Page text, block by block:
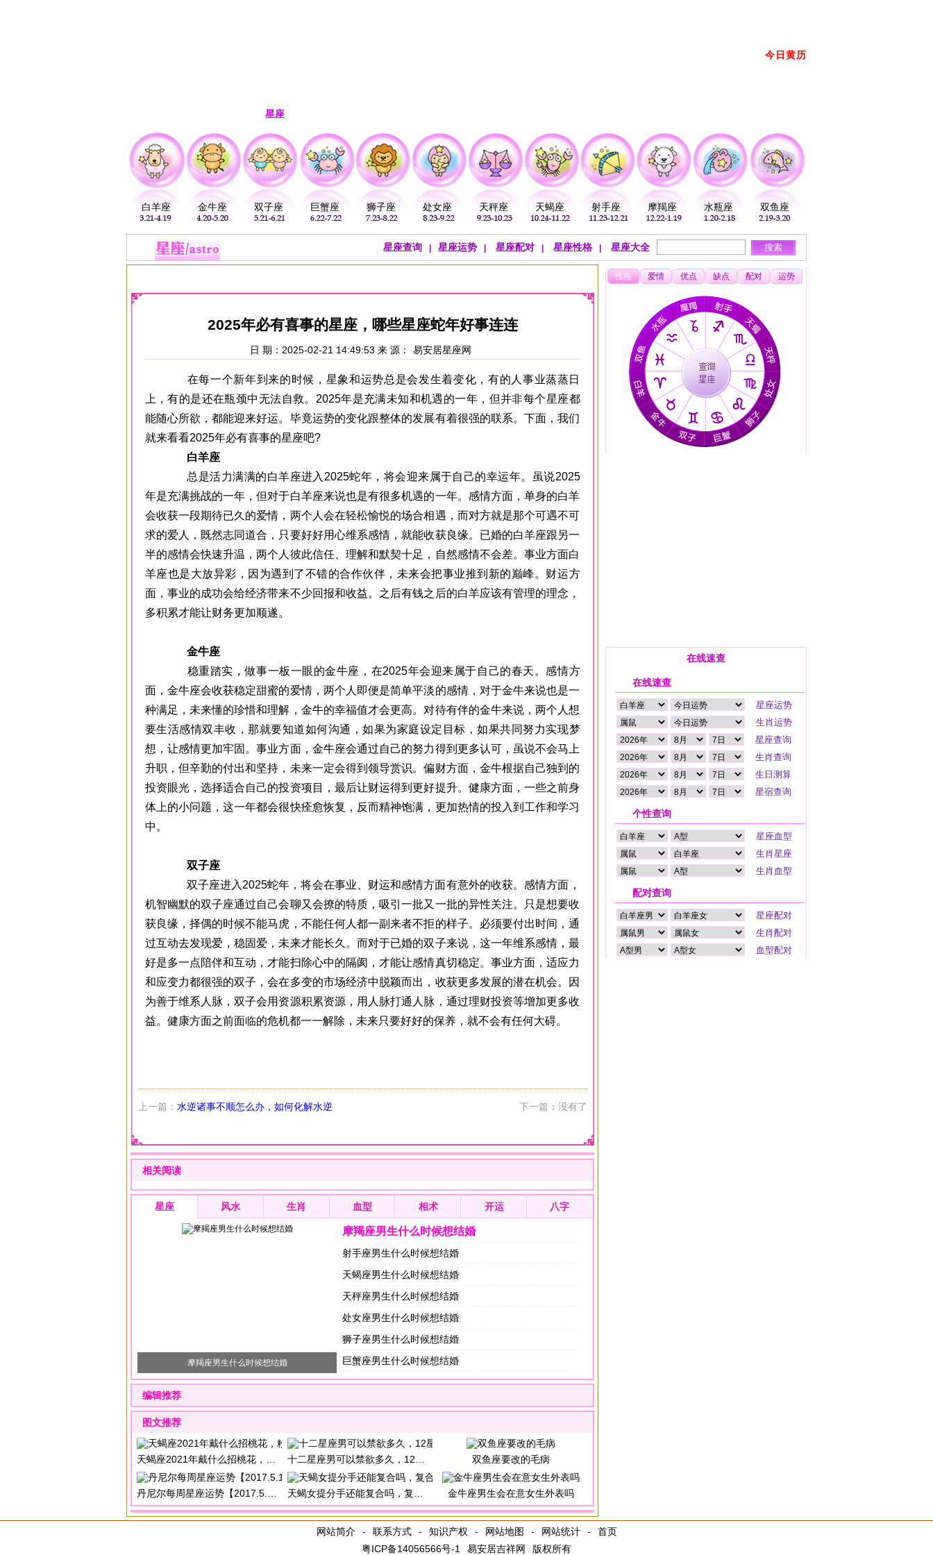
今日黄历
星座
白羊座 金牛座 双子座 巨蟹座 狮子座 处女座 天秤座 天蝎座 射手座 摩羯座 水瓶座 双鱼座
星座查询 星座运势 星座配对 星座性格 星座大全
2025年必有喜事的星座，哪些星座蛇年好事连连
日 期：2025-02-21 14:49:53 来 源： 易安居星座网
在每一个新年到来的时候，星象和运势总是会发生着变化，有的人事业蒸蒸日
上，有的是还在瓶颈中无法自救。2025年是充满未知和机遇的一年，但并非每个星座都
能随心所欲，都能迎来好运。毕竟运势的变化跟整体的发展有着很强的联系。下面，我们
就来看看2025年必有喜事的星座吧?
白羊座
总是活力满满的白羊座进入2025蛇年，将会迎来属于自己的幸运年。虽说2025
年是充满挑战的一年，但对于白羊座来说也是有很多机遇的一年。感情方面，单身的白羊
会收获一段期待已久的爱情，两个人会在轻松愉悦的场合相遇，而对方就是那个可遇不可
求的爱人，既然志同道合，只要好好用心维系感情，就能收获良缘。已婚的白羊座跟另一
半的感情会快速升温，两个人彼此信任、理解和默契十足，自然感情不会差。事业方面白
羊座也是大放异彩，因为遇到了不错的合作伙伴，未来会把事业推到新的巅峰。财运方
面，事业的成功会给经济带来不少回报和收益。之后有钱之后的白羊应该有管理的理念，
多积累才能让财务更加顺遂。
金牛座
稳重踏实，做事一板一眼的金牛座，在2025年会迎来属于自己的春天。感情方
面，金牛座会收获稳定甜蜜的爱情，两个人即便是简单平淡的感情，对于金牛来说也是一
种满足，未来懂的珍惜和理解，金牛的幸福值才会更高。对待有伴的金牛来说，两个人想
要生活感情双丰收，那就要知道如何沟通，如果为家庭设定目标，如果共同努力实现梦
想，让感情更加牢固。事业方面，金牛座会通过自己的努力得到更多认可，虽说不会马上
升职，但辛勤的付出和坚持，未来一定会得到领导赏识。偏财方面，金牛根据自己独到的
投资眼光，选择适合自己的投资项目，最后让财运得到更好提升。健康方面，一些之前身
体上的小问题，这一年都会很快痊愈恢复，反而精神饱满，更加热情的投入到工作和学习
中。
双子座
双子座进入2025蛇年，将会在事业、财运和感情方面有意外的收获。感情方面，
机智幽默的双子座通过自己会聊又会撩的特质，吸引一批又一批的异性关注。只是想要收
获良缘，择偶的时候不能马虎，不能任何人都一副来者不拒的样子。必须要付出时间，通
过互动去发现爱，稳固爱，未来才能长久。而对于已婚的双子来说，这一年维系感情，最
好是多一点陪伴和互动，才能扫除心中的隔阂，才能让感情真切稳定。事业方面，适应力
和应变力都很强的双子，会在多变的市场经济中脱颖而出，收获更多发展的潜在机会。因
为善于维系人脉，双子会用资源积累资源，用人脉打通人脉，通过理财投资等增加更多收
益。健康方面之前面临的危机都一一解除，未来只要好好的保养，就不会有任何大碍。
上一篇： 水逆诸事不顺怎么办，如何化解水逆 下一篇：没有了
相关阅读
星座 风水 生肖 血型 相术 开运 八字
摩羯座男生什么时候想结婚
摩羯座男生什么时候想结婚
射手座男生什么时候想结婚
天蝎座男生什么时候想结婚
天秤座男生什么时候想结婚
处女座男生什么时候想结婚
狮子座男生什么时候想结婚
巨蟹座男生什么时候想结婚
编辑推荐
图文推荐
天蝎座2021年戴什么招桃花，粉水晶 十二星座男可以禁欲多久，12星座男禁欲排行 双鱼座要改的毛病
丹尼尔每周星座运势【2017.5.15-5.21】 天蝎女提分手还能复合吗，复合的可能性不高 金牛座男生会在意女生外表吗
性格 爱情 优点 缺点 配对 运势
在线速查
在线速查
个性查询
配对查询
网站简介 - 联系方式 - 知识产权 - 网站地图 - 网站统计 -
首页
粤ICP备14056566号-1
易安居吉祥网 版权所有